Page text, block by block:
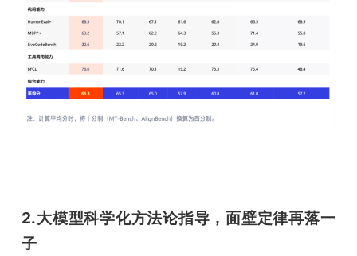
2.大模型科学化方法论指导，面壁定律再落一
子